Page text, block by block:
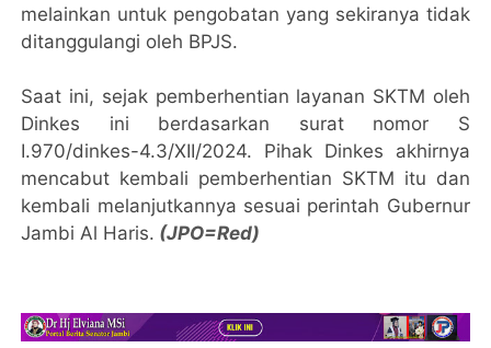
melainkan untuk pengobatan yang sekiranya tidak
ditanggulangi oleh BPJS.
Saat ini, sejak pemberhentian layanan SKTM oleh
Dinkes ini berdasarkan surat nomor S
I.970/dinkes-4.3/XII/2024. Pihak Dinkes akhirnya
mencabut kembali pemberhentian SKTM itu dan
kembali melanjutkannya sesuai perintah Gubernur
Jambi Al Haris. (JPO=Red)